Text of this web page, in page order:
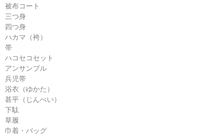
被布コート
三つ身
四つ身
ハカマ（袴）
帯
ハコセコセット
アンサンブル
兵児帯
浴衣（ゆかた）
甚平（じんべい）
下駄
草履
巾着・バッグ